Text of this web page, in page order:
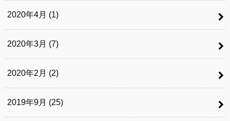
2020年4月 (1)
2020年3月 (7)
2020年2月 (2)
2019年9月 (25)